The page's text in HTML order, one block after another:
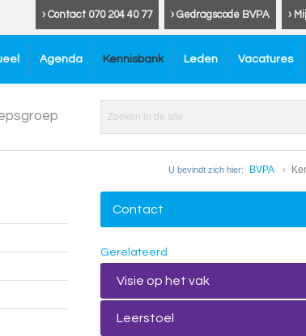
›
› Gedragscode BVPA
› Contact 070 204 40 77
Agenda Kennisbank Leden Vacatures
U bevindt zich hier: BVPA
Contact
Gerelateerd
Visie op het vak
Leerstoel